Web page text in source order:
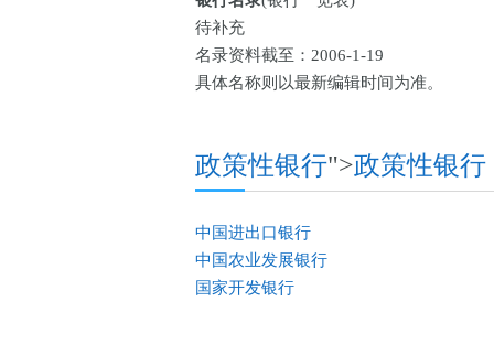
待补充
名录资料截至：2006-1-19
具体名称则以最新编辑时间为准。
政策性银行">政策性银行
中国进出口银行
中国农业发展银行
国家开发银行